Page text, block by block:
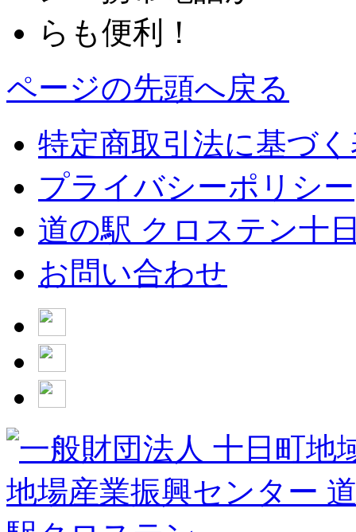
ページの先頭へ戻る
特定商取引法に基づ
プライバシーポリシー
道の駅 クロステン十
お問い合わせ